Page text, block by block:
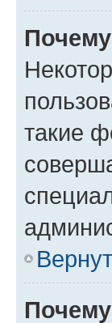
такие